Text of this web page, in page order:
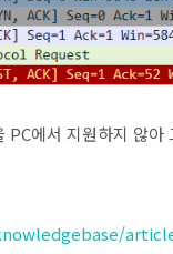
에서 지원하지 않아